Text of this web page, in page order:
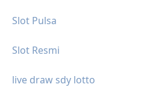
Slot Pulsa
Slot Resmi
live draw sdy lotto